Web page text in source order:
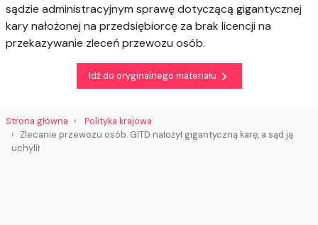
sądzie administracyjnym sprawę dotyczącą gigantycznej
kary nałożonej na przedsiębiorcę za brak licencji na
przekazywanie zleceń przewozu osób.
Idź do oryginalnego materiału
Strona główna
Polityka krajowa
Zlecanie przewozu osób. GITD nałożył gigantyczną karę, a sąd ją
uchylił